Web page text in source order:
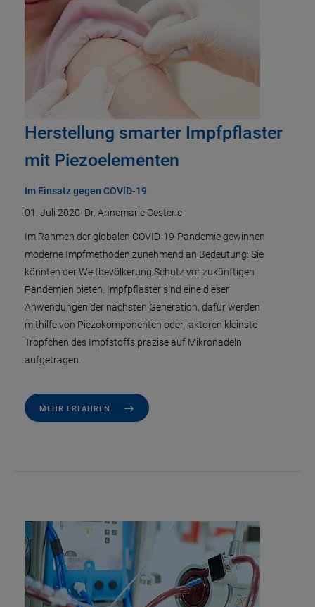
Herstellung smarter Impfpflaster
mit Piezoelementen
Im Einsatz gegen COVID-19
01. Juli 2020· Dr. Annemarie Oesterle
Im Rahmen der globalen COVID-19-Pandemie gewinnen
moderne Impfmethoden zunehmend an Bedeutung: Sie
könnten der Weltbevölkerung Schutz vor zukünftigen
Pandemien bieten. Impfpflaster sind eine dieser
Anwendungen der nächsten Generation, dafür werden
mithilfe von Piezokomponenten oder -aktoren kleinste
Tröpfchen des Impfstoffs präzise auf Mikronadeln
aufgetragen.
MEHR ERFAHREN